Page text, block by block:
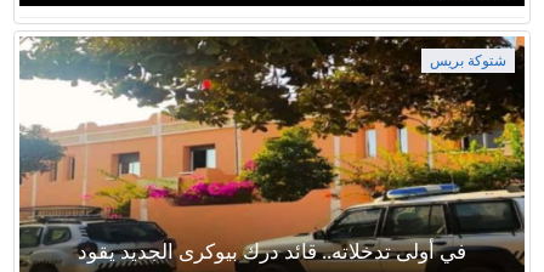
شتوكة بريس
في أولى تدخلاته.. قائد درك بيوكرى الجديد يقود